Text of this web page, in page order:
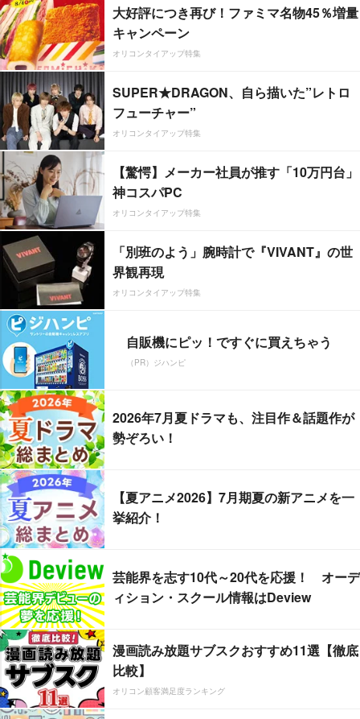
大好評につき再び！ファミマ名物45％増量
キャンペーン
オリコンタイアップ特集
SUPER★DRAGON、自ら描いた”レトロ
フューチャー”
オリコンタイアップ特集
【驚愕】メーカー社員が推す「10万円台」
神コスパPC
オリコンタイアップ特集
「別班のよう」腕時計で『VIVANT』の世
界観再現
オリコンタイアップ特集
自販機にピッ！ですぐに買えちゃう
（PR）ジハンピ
2026年7月夏ドラマも、注目作＆話題作が
勢ぞろい！
【夏アニメ2026】7月期夏の新アニメを一
挙紹介！
芸能界を志す10代～20代を応援！ オーデ
ィション・スクール情報はDeview
漫画読み放題サブスクおすすめ11選【徹底
比較】
オリコン顧客満足度ランキング